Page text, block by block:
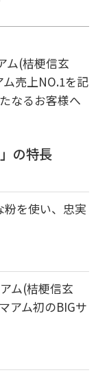
ム(桔梗信玄
売上NO.1を記
なるお客様へ
の特長
を使い、忠実
ム(桔梗信玄
アム初のBIGサ